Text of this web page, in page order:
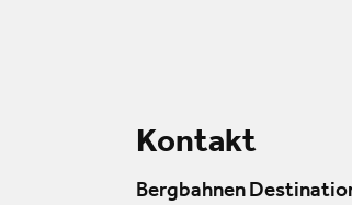
Kontakt
Bergbahnen